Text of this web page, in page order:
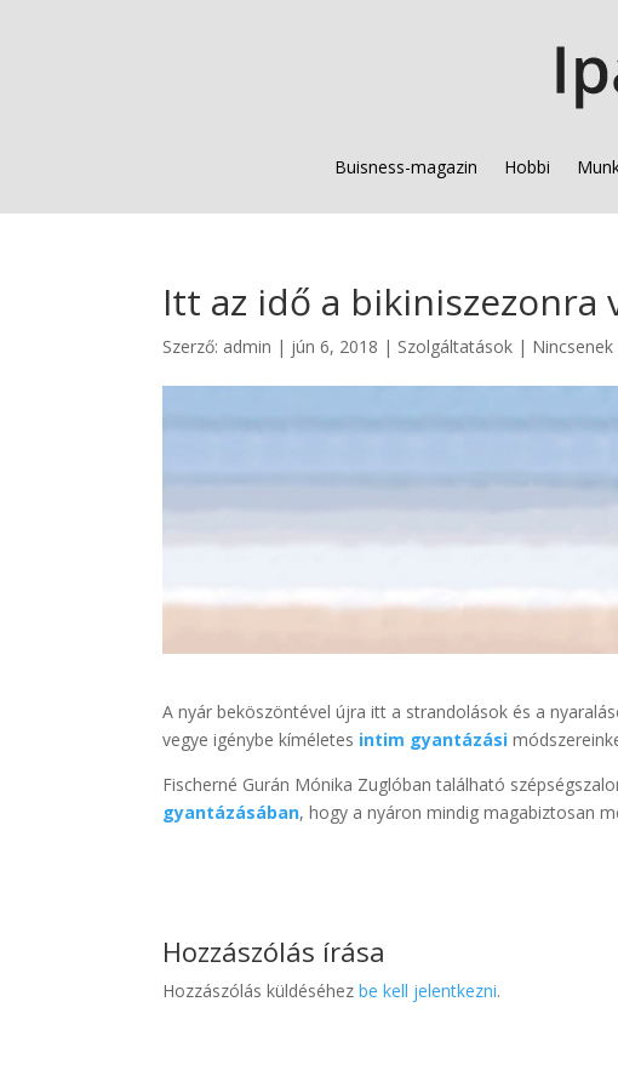
Buisness-magazin Hobbi
Itt az idő a bikiniszezonra
Szerző: admin | jún 6, 2018 | Szolgáltatások |
A nyár beköszöntével újra itt a strandolások és a
vegye igénybe kíméletes intim gyantázási
Fischerné Gurán Mónika Zuglóban található
gyantázásában, hogy a nyáron mindig magabiztosan
Hozzászólás írása
Hozzászólás küldéséhezbe kell jelentkezni.